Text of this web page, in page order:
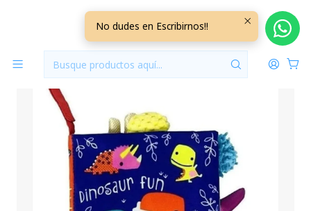
Inicio Jugueteria
Libro Sensorial de Estimulación +3M Dinosaurios
No dudes en Escribirnos!!